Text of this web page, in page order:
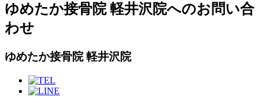
ゆめたか接骨院 軽井沢院へのお問い合
わせ
ゆめたか接骨院 軽井沢院